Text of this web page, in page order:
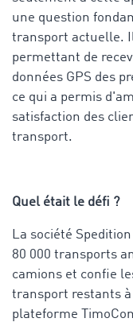
une question
transport actuelle.
permettant de
données GPS des
ce qui a permis
satisfaction des
transport.
Quel était le défi ?
La société
80 000 transports
camions et confie
transport restants
plateforme